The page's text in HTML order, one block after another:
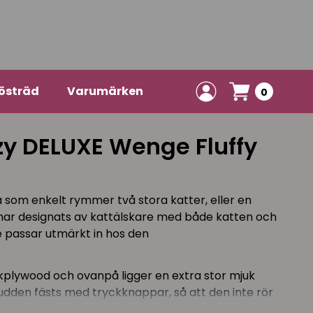
Varumärken 0
DELUXE Wenge Fluffy
som enkelt rymmer två stora katter, eller en
designats av kattälskare med både katten och
passar utmärkt in hos den
och ovanpå ligger en extra stor mjuk
fästs med tryckknappar, så att den inte rör